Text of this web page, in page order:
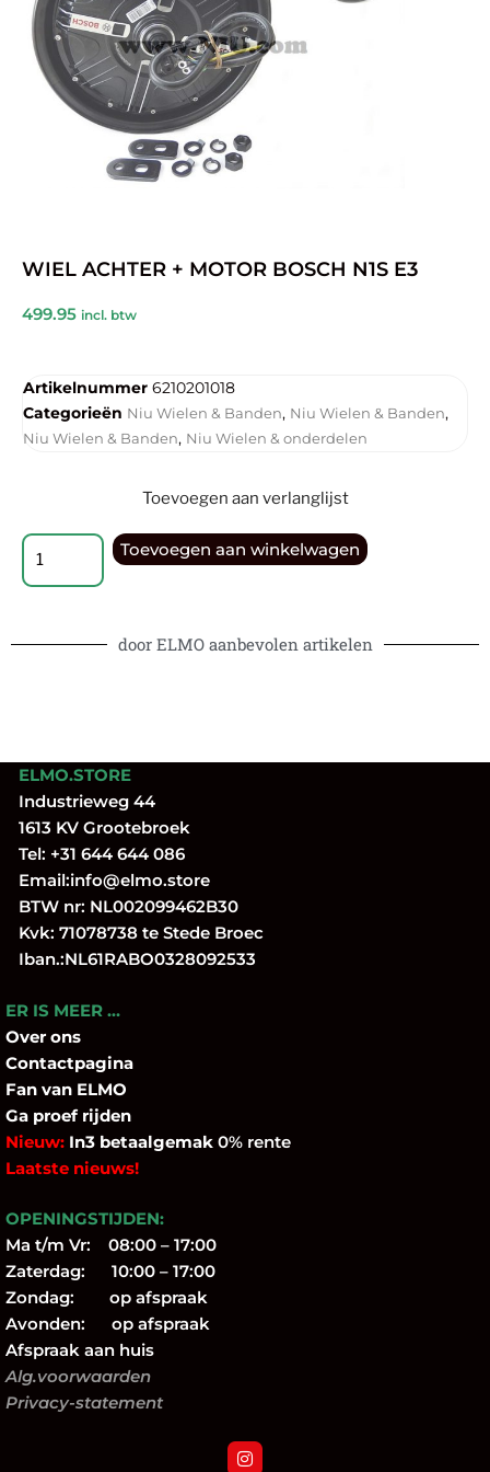
WIEL ACHTER + MOTOR BOSCH N1S E3
499.95 incl. btw
Artikelnummer 6210201018
Categorieën Niu Wielen & Banden, Niu Wielen & Banden,
Niu Wielen & Banden, Niu Wielen & onderdelen
Toevoegen aan verlanglijst
Toevoegen aan winkelwagen
door ELMO aanbevolen artikelen
ELMO.STORE
Industrieweg 44
1613 KV Grootebroek
Tel: +31 644 644 086
Email:info@elmo.store
BTW nr: NL002099462B30
Kvk: 71078738 te Stede Broec
Iban.:NL61RABO0328092533
ER IS MEER …
Over ons
Contactpagina
Fan van ELMO
Ga proef rijden
Nieuw: In3 betaalgemak 0% rente
Laatste nieuws!
OPENINGSTIJDEN:
Ma t/m Vr: 08:00 – 17:00
Zaterdag: 10:00 – 17:00
Zondag: op afspraak
Avonden: op afspraak
Afspraak aan huis
Alg.voorwaarden
Privacy-statement